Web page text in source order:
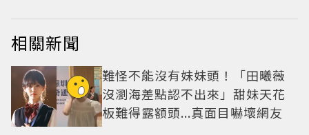
相關新聞
難怪不能沒有妹妹頭！「田曦薇
沒瀏海差點認不出來」甜妹天花
板難得露額頭...真面目嚇壞網友